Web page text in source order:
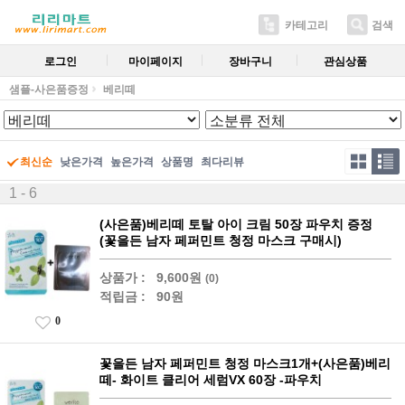
카테고리 검색
로그인 마이페이지 장바구니 관심상품
샘플-사은품증정 베리떼
최신순 낮은가격 높은가격 상품명 최다리뷰
1 - 6
(사은품)베리떼 토탈 아이 크림 50장 파우치 증정
(꽃을든 남자 페퍼민트 청정 마스크 구매시)
상품가 : 9,600원 (0)
적립금 : 90원
0
꽃을든 남자 페퍼민트 청정 마스크1개+(사은품)베리
떼- 화이트 클리어 세럼VX 60장 -파우치